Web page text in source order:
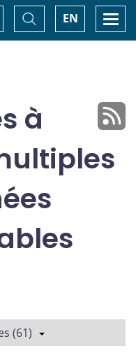
EN
Basculer
la
recherche
à
(61)